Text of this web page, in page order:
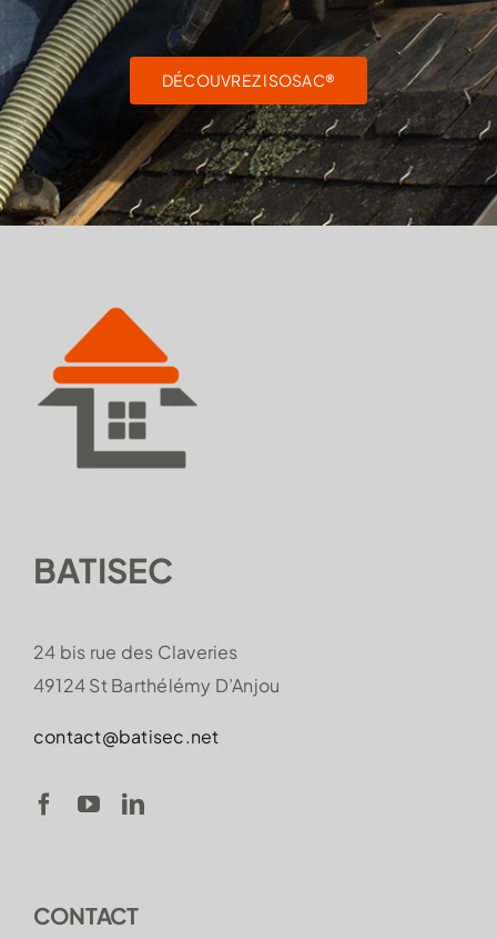
DÉCOUVREZ ISOSAC®
BATISEC
24 bis rue des Claveries
49124 St Barthélémy D’Anjou
contact@batisec.net
CONTACT